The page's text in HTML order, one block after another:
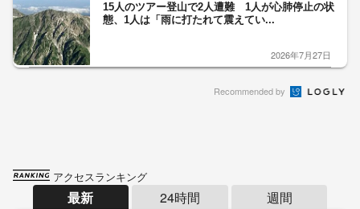
15人のツアー登山で2人遭難 1人が心肺停止の状
態、1人は「雨に打たれて震えてい...
2026年7月27日
Recommended by
アクセスランキング
最新 24時間 週間